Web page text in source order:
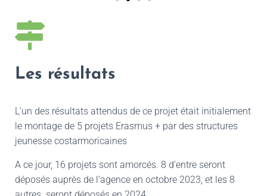
Les résultats
L’un des résultats attendus de ce projet était initialement
le montage de 5 projets Erasmus + par des structures
jeunesse costarmoricaines
A ce jour, 16 projets sont amorcés. 8 d’entre seront
déposés auprès de l’agence en octobre 2023, et les 8